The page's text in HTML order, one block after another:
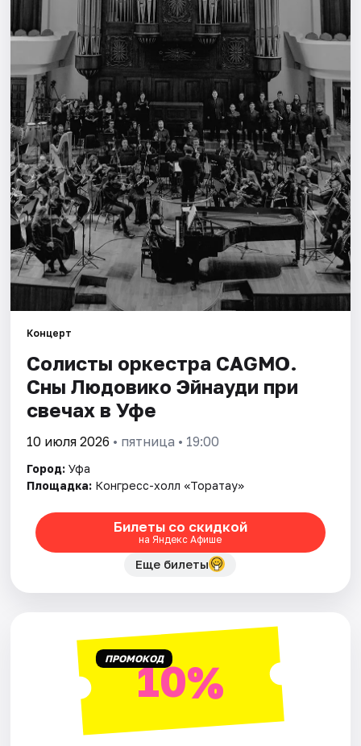
Города
Площадки
Артисты
Рейтинги
Концерт
Солисты оркестра CAGMO.
Сны Людовико Эйнауди при
свечах в Уфе
10 июля 2026 • пятница • 19:00
Город: Уфа
Площадка: Конгресс-холл «Торатау»
Билеты со скидкой
на Яндекс Афише
Еще билеты
ПРОМОКОД10%